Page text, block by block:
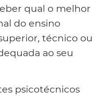
qual o melhor
do ensino
técnico ou
ao seu
psicotécnicos